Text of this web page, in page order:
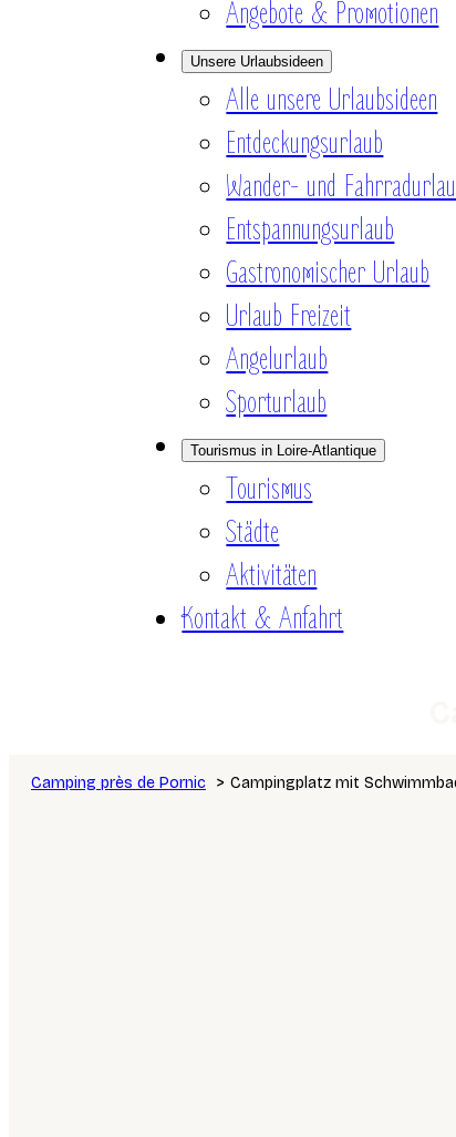
Angebote & Promotionen
Unsere Urlaubsideen
Alle unsere Urlaubsideen
Entdeckungsurlaub
Wander- und
Entspannungsurlaub
Gastronomischer Urlaub
Urlaub Freizeit
Angelurlaub
Sporturlaub
Tourismus in Loire-Atlantique
Tourismus
Städte
Aktivitäten
Kontakt & Anfahrt
Camping près de Pornic Campingplatz mit